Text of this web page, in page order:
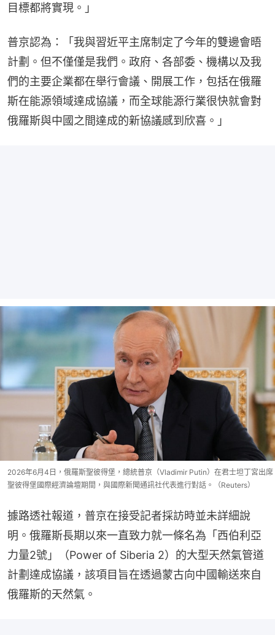
目標都將實現。」
普京認為：「我與習近平主席制定了今年的雙邊會晤
計劃。但不僅僅是我們。政府、各部委、機構以及我
們的主要企業都在舉行會議、開展工作，包括在俄羅
斯在能源領域達成協議，而全球能源行業很快就會對
俄羅斯與中國之間達成的新協議感到欣喜。」
2026年6月4日，俄羅斯聖彼得堡，總統普京（Vladimir Putin）在君士坦丁宮出席
聖彼得堡國際經濟論壇期間，與國際新聞通訊社代表進行對話。（Reuters）
據路透社報道，普京在接受記者採訪時並未詳細說
明。俄羅斯長期以來一直致力就一條名為「西伯利亞
力量2號」（Power of Siberia 2）的大型天然氣管道
計劃達成協議，該項目旨在透過蒙古向中國輸送來自
俄羅斯的天然氣。